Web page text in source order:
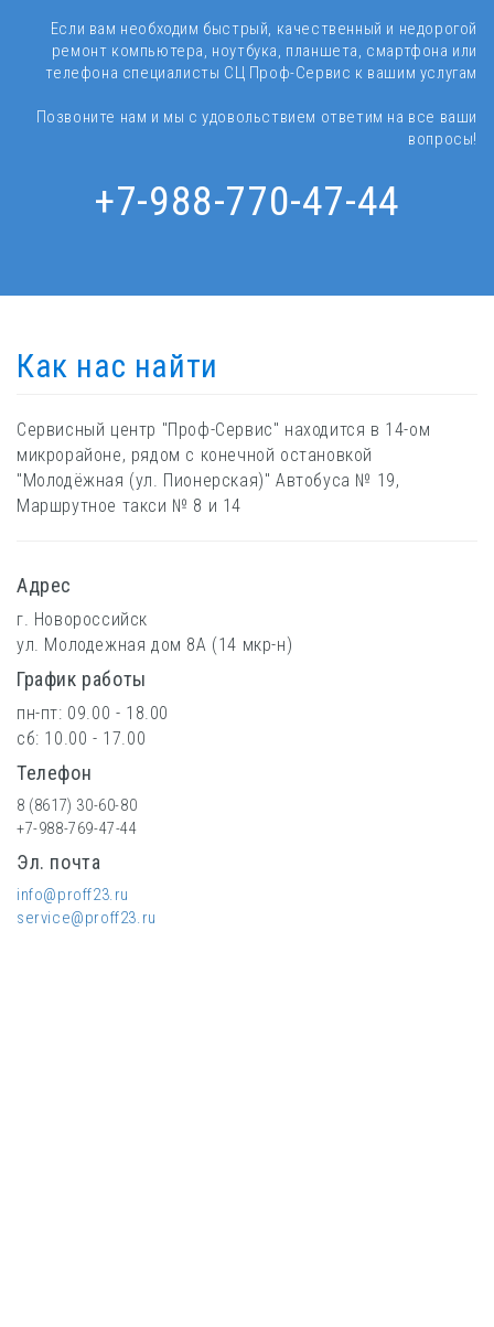
Если вам необходим быстрый, качественный и недорогой
ремонт компьютера, ноутбука, планшета, смартфона или
телефона специалисты СЦ Проф-Сервис к вашим услугам
Позвоните нам и мы с удовольствием ответим на все ваши
вопросы!
+7-988-770-47-44
Как нас найти
Сервисный центр "Проф-Сервис" находится в 14-ом
микрорайоне, рядом с конечной остановкой
"Молодёжная (ул. Пионерская)" Автобуса № 19,
Маршрутное такси № 8 и 14
Адрес
г. Новороссийск
ул. Молодежная дом 8А (14 мкр-н)
График работы
пн-пт: 09.00 - 18.00
сб: 10.00 - 17.00
Телефон
8 (8617) 30-60-80
+7-988-769-47-44
Эл. почта
info@proff23.ru
service@proff23.ru